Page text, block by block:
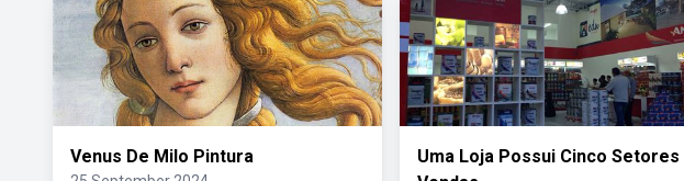
Venus De Milo Pintura
Uma Loja Possui Cinco Setores